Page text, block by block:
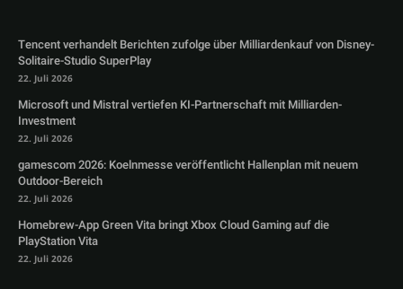
Tencent verhandelt Berichten zufolge über Milliardenkauf von Disney-
Solitaire-Studio SuperPlay
22. Juli 2026
Microsoft und Mistral vertiefen KI-Partnerschaft mit Milliarden-
Investment
22. Juli 2026
gamescom 2026: Koelnmesse veröffentlicht Hallenplan mit neuem
Outdoor-Bereich
22. Juli 2026
Homebrew-App Green Vita bringt Xbox Cloud Gaming auf die
PlayStation Vita
22. Juli 2026